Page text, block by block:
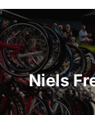
Niels